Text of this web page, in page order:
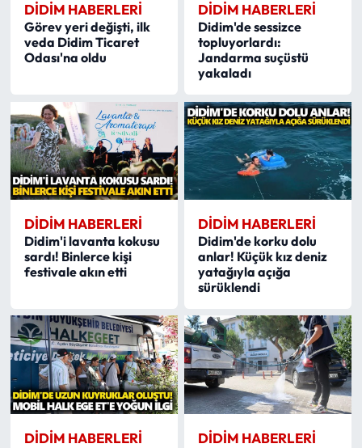
DIDIM HABERLERI
Görev yeri değişti, ilk
veda Didim Ticaret
Odası'na oldu
DIDIM HABERLERI
Didim'de sessizce
topluyorlardı:
Jandarma suçüstü
yakaladı
DIDIM HABERLERI
Didim'i lavanta kokusu
sardı! Binlerce kişi
festivale akın etti
DIDIM HABERLERI
Didim'de korku dolu
anlar! Küçük kız deniz
yatağıyla açığa
sürüklendi
DIDIM HABERLERI DIDIM HABERLERI